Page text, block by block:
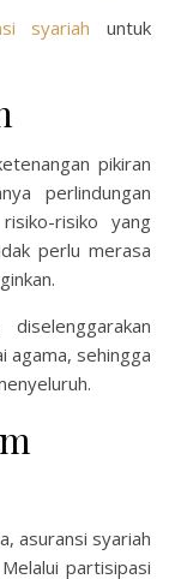
syariah untuk
pikiran
perlindungan
risiko yang
perlu merasa
agama, sehingga
asuransi syariah
partisipasi